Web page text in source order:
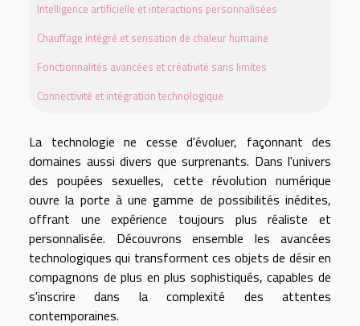
Intelligence artificielle et interactions personnalisées
Chauffage intégré et sensation de chaleur humaine
Fonctionnalités avancées et créativité sans limites
Connectivité et intégration technologique
La technologie ne cesse d'évoluer, façonnant des
domaines aussi divers que surprenants. Dans l'univers
des poupées sexuelles, cette révolution numérique
ouvre la porte à une gamme de possibilités inédites,
offrant une expérience toujours plus réaliste et
personnalisée. Découvrons ensemble les avancées
technologiques qui transforment ces objets de désir en
compagnons de plus en plus sophistiqués, capables de
s'inscrire dans la complexité des attentes
contemporaines.